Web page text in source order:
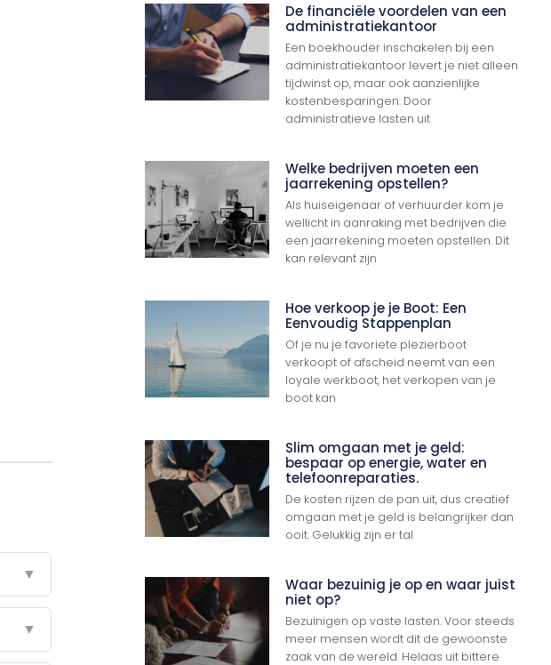
▼
▼
De financiële voordelen van een
administratiekantoor
Een boekhouder inschakelen bij een
administratiekantoor levert je niet alleen
tijdwinst op, maar ook aanzienlijke
kostenbesparingen. Door
administratieve lasten uit
Welke bedrijven moeten een
jaarrekening opstellen?
Als huiseigenaar of verhuurder kom je
wellicht in aanraking met bedrijven die
een jaarrekening moeten opstellen. Dit
kan relevant zijn
Hoe verkoop je je Boot: Een
Eenvoudig Stappenplan
Of je nu je favoriete plezierboot
verkoopt of afscheid neemt van een
loyale werkboot, het verkopen van je
boot kan
Slim omgaan met je geld:
bespaar op energie, water en
telefoonreparaties.
De kosten rijzen de pan uit, dus creatief
omgaan met je geld is belangrijker dan
ooit. Gelukkig zijn er tal
Waar bezuinig je op en waar juist
niet op?
Bezuinigen op vaste lasten. Voor steeds
meer mensen wordt dit de gewoonste
zaak van de wereld. Helaas uit bittere